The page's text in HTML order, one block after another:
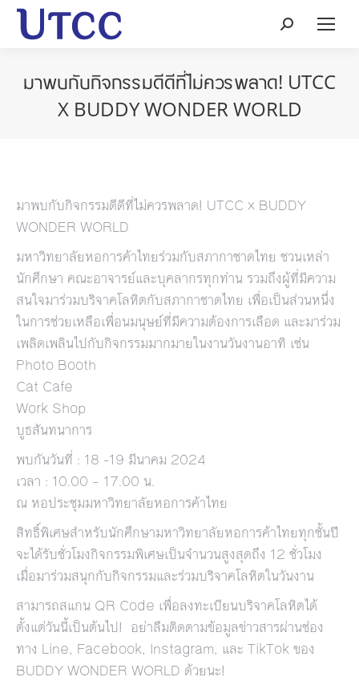
Search:
มาพบกับกิจกรรมดีดีที่ไม่ควรพลาด! UTCC
X BUDDY WONDER WORLD
มาพบกับกิจกรรมดีดีที่ไม่ควรพลาด! UTCC x BUDDY
WONDER WORLD
มหาวิทยาลัยหอการค้าไทยร่วมกับสภากาชาดไทย ชวนเหล่า
นักศึกษา คณะอาจารย์และบุคลากรทุกท่าน รวมถึงผู้ที่มีความ
สนใจมาร่วมบริจาคโลหิตกับสภากาชาดไทย เพื่อเป็นส่วนหนึ่ง
ในการช่วยเหลือเพื่อนมนุษย์ที่มีความต้องการเลือด และมาร่วม
เพลิดเพลินไปกับกิจกรรมมากมายในงานวันงานอาทิ เช่น
Photo Booth
Cat Cafe
Work Shop
บูธสันทนาการ
พบกันวันที่ : 18 -19 มีนาคม 2024
เวลา : 10.00 – 17.00 น.
ณ หอประชุมมหาวิทยาลัยหอการค้าไทย
สิทธิ์พิเศษสำหรับนักศึกษามหาวิทยาลัยหอการค้าไทยทุกชั้นปี
จะได้รับชั่วโมงกิจกรรมพิเศษเป็นจำนวนสูงสุดถึง 12 ชั่วโมง
เมื่อมาร่วมสนุกกับกิจกรรมและร่วมบริจาคโลหิตในวันงาน
สามารถสแกน QR Code เพื่อลงทะเบียนบริจาคโลหิตได้
ตั้งแต่วันนี้เป็นต้นไป! อย่าลืมติดตามข้อมูลข่าวสารผ่านช่อง
ทาง Line, Facebook, Instagram, และ TikTok ของ
BUDDY WONDER WORLD ด้วยนะ!